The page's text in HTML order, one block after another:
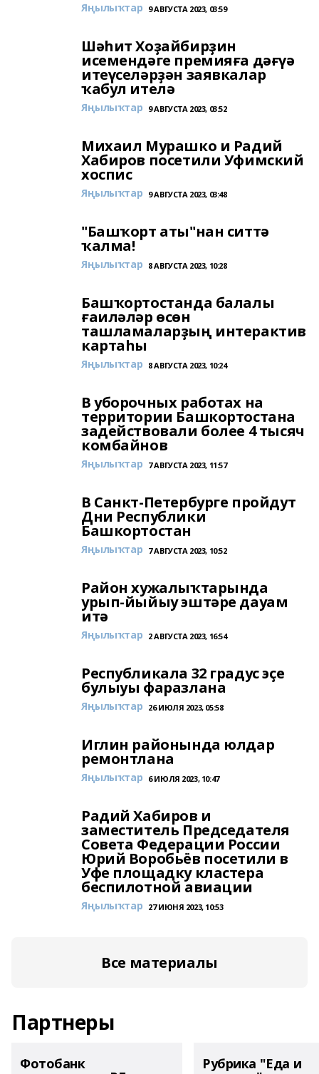
Яңылыҡтар 9 АВГУСТА 2023, 03:59
Шәһит Хоҙайбирҙин
исемендәге премияға дәғүә
итеүселәрҙән заявкалар
ҡабул ителә
Яңылыҡтар 9 АВГУСТА 2023, 03:52
Михаил Мурашко и Радий
Хабиров посетили Уфимский
хоспис
Яңылыҡтар 9 АВГУСТА 2023, 03:48
"Башҡорт аты"нан ситтә
ҡалма!
Яңылыҡтар 8 АВГУСТА 2023, 10:28
Башҡортостанда балалы
ғаиләләр өсөн
ташламаларҙың интерактив
картаһы
Яңылыҡтар 8 АВГУСТА 2023, 10:24
В уборочных работах на
территории Башкортостана
задействовали более 4 тысяч
комбайнов
Яңылыҡтар 7 АВГУСТА 2023, 11:57
В Санкт-Петербурге пройдут
Дни Республики
Башкортостан
Яңылыҡтар 7 АВГУСТА 2023, 10:52
Район хужалыҡтарында
урып-йыйыу эштәре дауам
итә
Яңылыҡтар 2 АВГУСТА 2023, 16:54
Республикала 32 градус эҫе
булыуы фаразлана
Яңылыҡтар 26 ИЮЛЯ 2023, 05:58
Иглин районында юлдар
ремонтлана
Яңылыҡтар 6 ИЮЛЯ 2023, 10:47
Радий Хабиров и
заместитель Председателя
Совета Федерации России
Юрий Воробьёв посетили в
Уфе площадку кластера
беспилотной авиации
Яңылыҡтар 27 ИЮНЯ 2023, 10:53
Все материалы
Партнеры
Фотобанк Рубрика "Еда и